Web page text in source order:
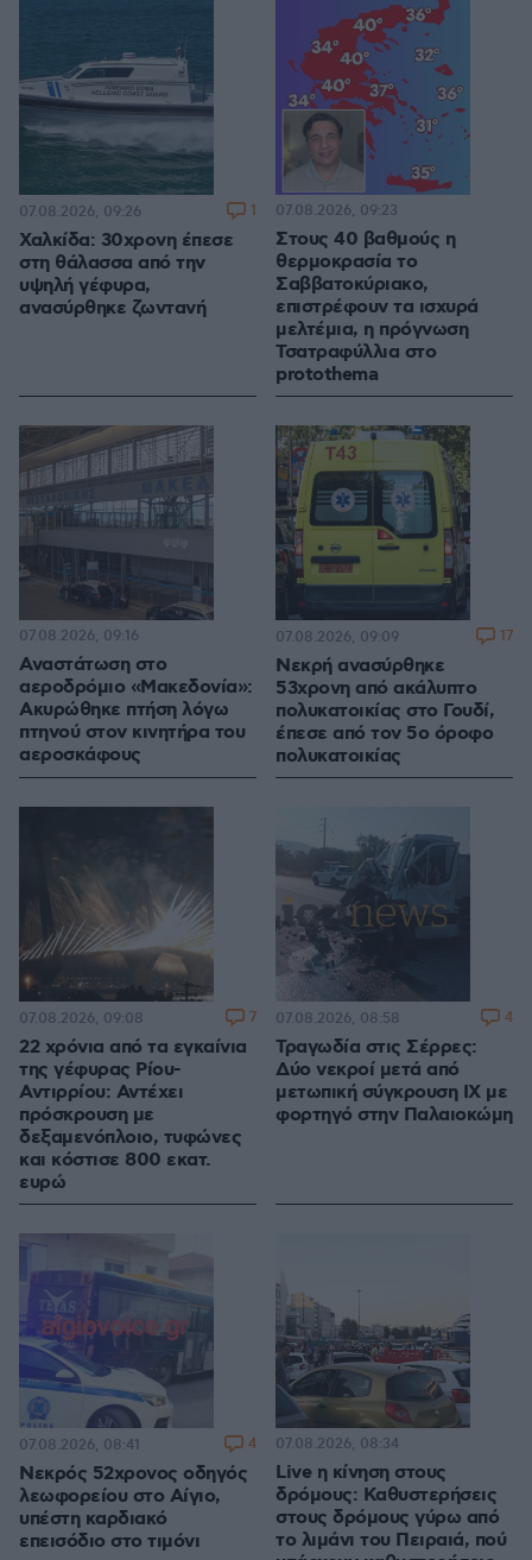
Χαλκίδα: 30χρονη έπεσε
στη θάλασσα από την
υψηλή γέφυρα,
ανασύρθηκε ζωντανή
07.08.2026, 09:26 1
Στους 40 βαθμούς η
θερμοκρασία το
Σαββατοκύριακο,
επιστρέφουν τα ισχυρά
μελτέμια, η πρόγνωση
Τσατραφύλλια στο
protothema
07.08.2026, 09:23
Αναστάτωση στο
αεροδρόμιο «Μακεδονία»:
Ακυρώθηκε πτήση λόγω
πτηνού στον κινητήρα του
αεροσκάφους
07.08.2026, 09:16
Νεκρή ανασύρθηκε
53χρονη από ακάλυπτο
πολυκατοικίας στο Γουδί,
έπεσε από τον 5ο όροφο
πολυκατοικίας
07.08.2026, 09:09 17
22 χρόνια από τα εγκαίνια
της γέφυρας Ρίου-
Αντιρρίου: Αντέχει
πρόσκρουση με
δεξαμενόπλοιο, τυφώνες
και κόστισε 800 εκατ.
ευρώ
07.08.2026, 09:08 7
Τραγωδία στις Σέρρες:
Δύο νεκροί μετά από
μετωπική σύγκρουση ΙΧ με
φορτηγό στην Παλαιοκώμη
07.08.2026, 08:58 4
Νεκρός 52χρονος οδηγός
λεωφορείου στο Αίγιο,
υπέστη καρδιακό
επεισόδιο στο τιμόνι
07.08.2026, 08:41 4
Live η κίνηση στους
δρόμους: Καθυστερήσεις
στους δρόμους γύρω από
το λιμάνι του Πειραιά, πού
07.08.2026, 08:34